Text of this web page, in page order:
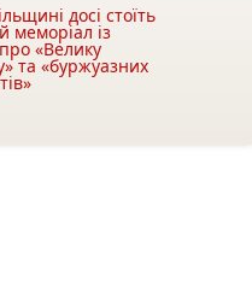
досі стоїть
меморіал із
«Велику
та «буржуазних